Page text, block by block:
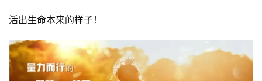
活出生命本来的样子！